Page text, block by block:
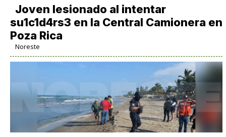
Joven lesionado al intentar
su1c1d4rs3 en la Central Camionera en
Poza Rica
Noreste